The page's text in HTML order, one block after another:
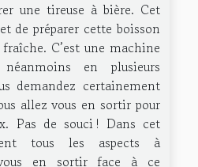
une tireuse à bière. Cet
de préparer cette boisson
C’est une machine
en plusieurs
demandez certainement
allez vous en sortir pour
Pas de souci ! Dans cet
tous les aspects à
en sortir face à ce